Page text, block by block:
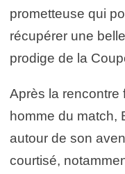
prometteuse qui
récupérer une
prodige de la
Après la rencontre
homme du match,
autour de son
courtisé,